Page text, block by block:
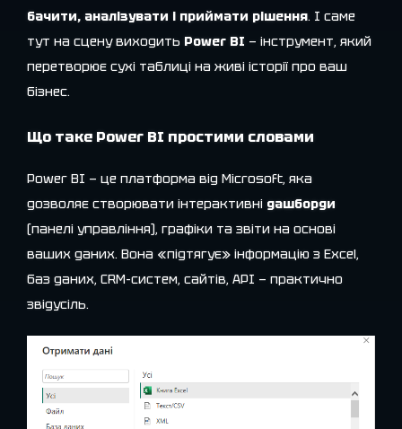
бачити, аналізувати і приймати рішення. І саме
тут на сцену виходить Power BI — інструмент, який
перетворює сухі таблиці на живі історії про ваш
бізнес.
Що таке Power BI простими словами
Power BI — це платформа від Microsoft, яка
дозволяє створювати інтерактивні дашборди
(панелі управління), графіки та звіти на основі
ваших даних. Вона «підтягує» інформацію з Excel,
баз даних, CRM-систем, сайтів, API — практично
звідусіль.